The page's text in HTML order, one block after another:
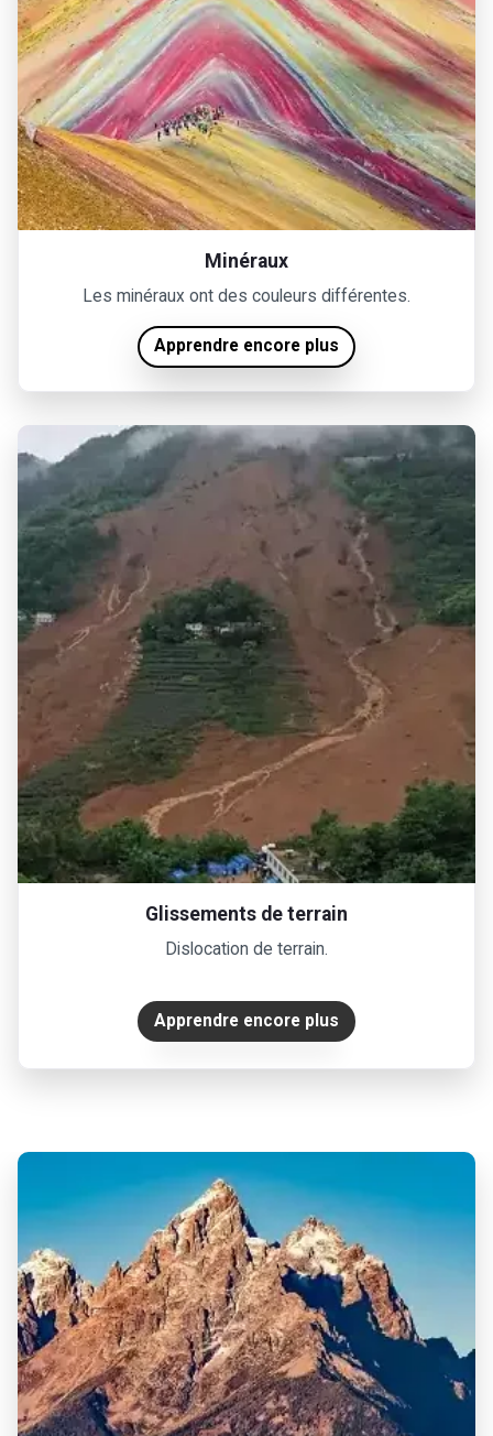
Minéraux
Les minéraux ont des couleurs différentes.
Apprendre encore plus
Glissements de terrain
Dislocation de terrain.
Apprendre encore plus